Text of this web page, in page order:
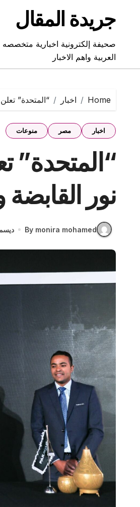
contentجريدة المقال
صحيفة إلكترونية اخبارية
العربية واهم الاخبار
Home اخبار “المتحدة”
اخبار مصر منوعات
“المتحدة”
نور القابضة
By monira mohamed ديسمبر